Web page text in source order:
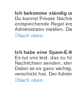
Ich bekomme ständig
Du kannst Private
entsprechende Regel
Administrator melden.
Nach oben
Ich habe eine Spam-
Es tut uns leid, das zu
Nachrichten senden,
Dabei ist es ganz
verschickt hat. Der
Nach oben